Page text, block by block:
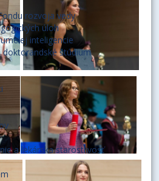
rozvoja vedy
úloh
inteligencie
doktorandské štúdium
a lekárska starostlivosť